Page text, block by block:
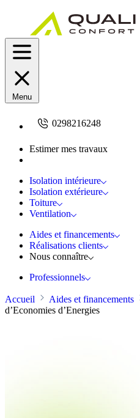
Menu
0298216248
Estimer mes travaux
Isolation intérieure
Isolation extérieure
Toiture
Ventilation
Aides et financements
Réalisations clients
Nous connaître
Professionnels
Accueil Aides et financements
d’Economies d’Energies